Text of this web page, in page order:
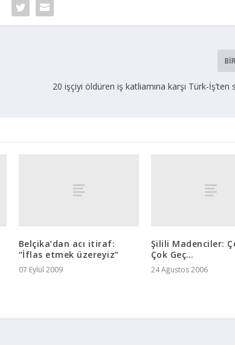
20 işçiyi öldüren iş katliamına karşı Türk-İş’ten
Belçika’dan acı itiraf:
“İflas etmek üzereyiz”
07 Eylül 2009
Şilili Madenciler:
Çok Geç…
24 Ağustos 2006